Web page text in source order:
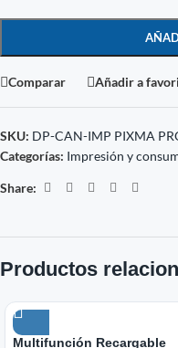
Comparar Añadir a
SKU: DP-CAN-IMP PIXMA
Categorías: Impresión y
Share:
Productos
Multifunción Recargable